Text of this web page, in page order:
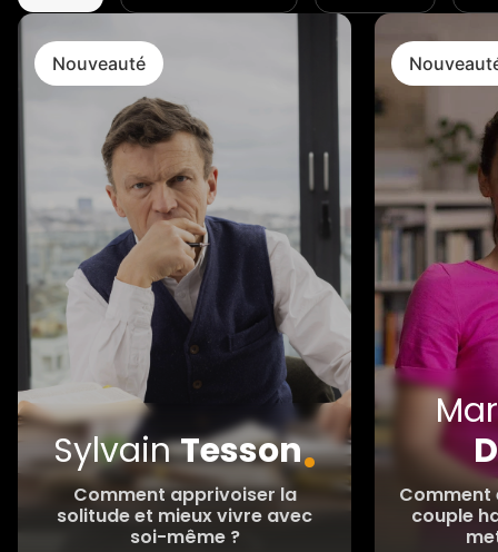
Nouveauté
SylvainTesson.
Comment apprivoiser la
solitude et mieux vivre avec
soi-même ?
Comment
couple